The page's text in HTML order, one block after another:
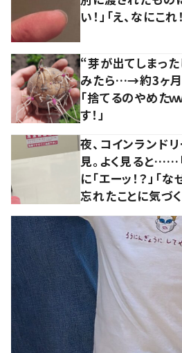
い！」「え、なにこれ！
“芽が出てしまっ
みたら…→約3ヶ月
「捨てるのやめたｗ
す！」
夜、コインランド
見。よく見ると……
に「エーッ！？」「
忘れたことに気づく